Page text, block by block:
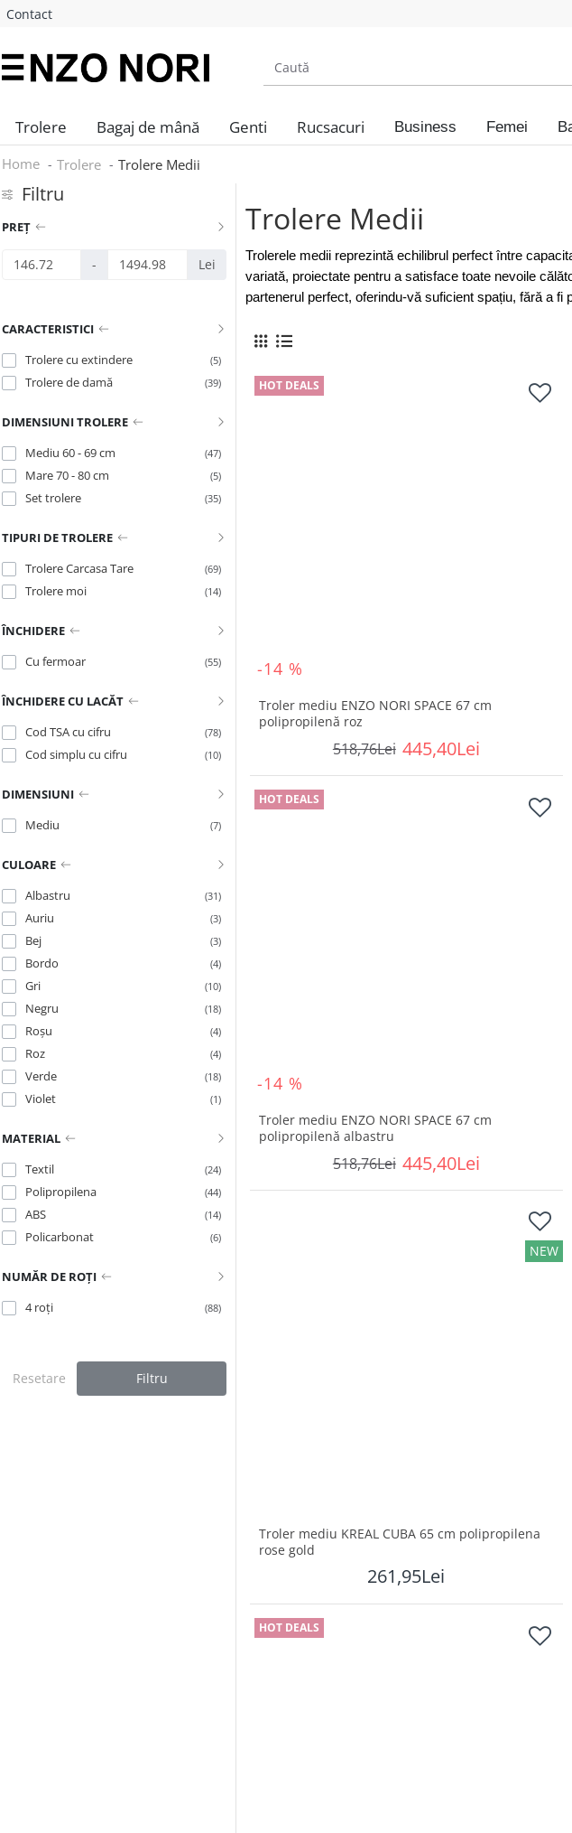
Contact
Trolere Bagaj de mână Genti Rucsacuri Business Femei
Home Trolere Trolere Medii
Filtru
PREȚ
- Lei
CARACTERISTICI
Trolere cu extindere
(5)
Trolere de damă (39)
DIMENSIUNI TROLERE
Mediu 60 - 69 cm
(47)
Mare 70 - 80 cm (5)
Set trolere (35)
TIPURI DE TROLERE
Trolere Carcasa Tare
(69)
Trolere moi (14)
ÎNCHIDERE
Cu fermoar
(55)
ÎNCHIDERE CU LACĂT
Cod TSA cu cifru
(78)
Cod simplu cu cifru (10)
DIMENSIUNI
Mediu
(7)
CULOARE
Albastru
(31)
Auriu (3)
Bej (3)
Bordo (4)
Gri (10)
Negru (18)
Roșu (4)
Roz (4)
Verde (18)
Violet (1)
MATERIAL
Textil
(24)
Polipropilena (44)
ABS (14)
Policarbonat (6)
NUMĂR DE ROȚI
4 roți
(88)
Resetare Filtru
Trolere Medii
Trolerele medii reprezintă echilibrul perfect între
variată, proiectate pentru a satisface toate nevoile
partenerul perfect, oferindu-vă suficient spațiu, fără a fi
HOT DEALS
-14 %
Troler mediu ENZO NORI SPACE 67 cm
polipropilenă roz
445,40Lei
518,76Lei
HOT DEALS
-14 %
Troler mediu ENZO NORI SPACE 67 cm
polipropilenă albastru
445,40Lei
518,76Lei
NEW
Troler mediu KREAL CUBA 65 cm polipropilena
rose gold
261,95Lei
HOT DEALS